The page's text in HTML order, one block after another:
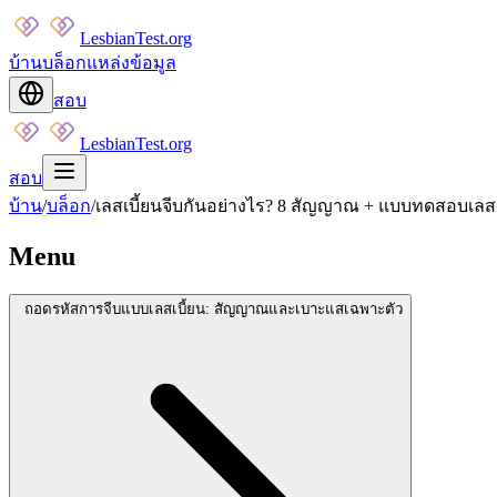
LesbianTest.org
บ้านบล็อกแหล่งข้อมูล
สอบ
LesbianTest.org
สอบ
บ้าน/บล็อก/เลสเบี้ยนจีบกันอย่างไร? 8 สัญญาณ + แบบทดสอบเล
Menu
ถอดรหัสการจีบแบบเลสเบี้ยน: สัญญาณและเบาะแสเฉพาะตัว